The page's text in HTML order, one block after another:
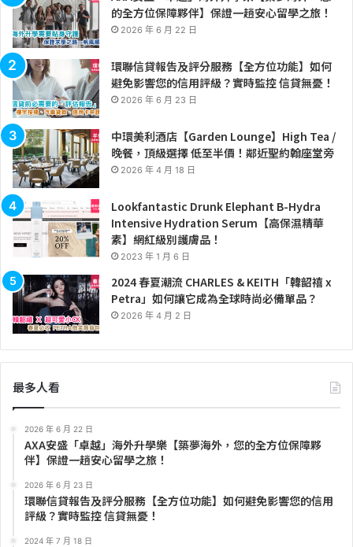
的全方位保障夥伴】保證一趟安心留學之旅！
2026 年 6 月 22 日
環聯信貸報告及評分服務【全方位功能】如何
避免影響您的信用評級？實時監控 信貸無憂！
2026 年 6 月 23 日
中環美利酒店【Garden Lounge】High Tea /
晚餐，頂級選擇 低至半價！鄰近聖約翰座堂旁
2026 年 4 月 18 日
Lookfantastic Drunk Elephant B-Hydra
Intensive Hydration Serum【高保濕精華
素】網紅級別護膚品！
2023 年 1 月 6 日
2024 春夏潮流 CHARLES & KEITH「韓韶禧 x
Petra」如何讓它成為全球時尚必備單品？
2026 年 4 月 2 日
最多人看
2026 年 6 月 22 日
AXA安盛「卓越」海外升學樂【築夢海外，您的全方位保障夥
伴】保證一趟安心留學之旅！
2026 年 6 月 23 日
環聯信貸報告及評分服務【全方位功能】如何避免影響您的信用
評級？實時監控 信貸無憂！
2024 年 7 月 18 日